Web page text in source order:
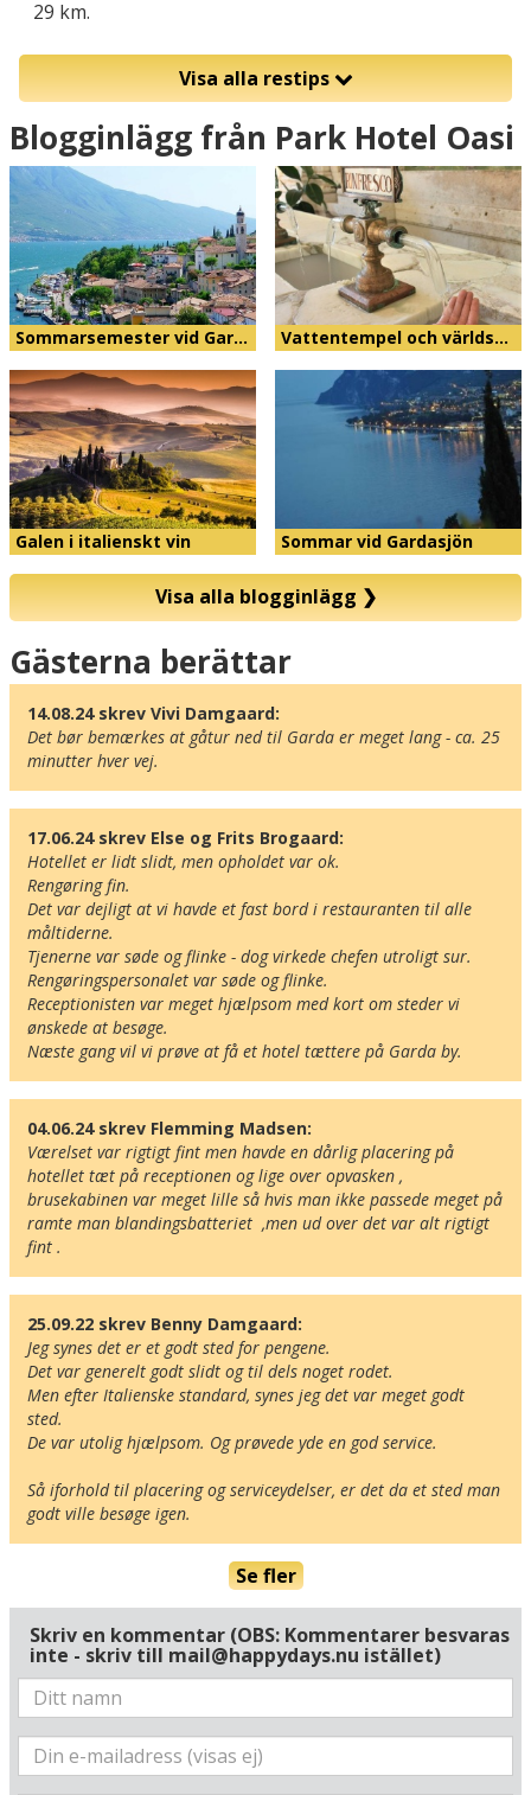
29 km.
Visa alla restips
Blogginlägg från Park Hotel Oasi
Sommarsemester vid Gar… Vattentempel och världs…
Galen i italienskt vin Sommar vid Gardasjön
Visa alla blogginlägg❯
Karta
Här ligger hotellet
Visa alla Happydays hotell i Italien
Flygplatser
Museer
Radie runt hotellet:
Hitta vägen till hotellet
Via Della Pace 9
IT-37016 Garda
Italien
Din adress
Gästerna berättar
14.08.24 skrev Vivi Damgaard:
Det bør bemærkes at gåtur ned til Garda er meget lang - ca. 25
minutter hver vej.
17.06.24 skrev Else og Frits Brogaard:
Hotellet er lidt slidt, men opholdet var ok.
Rengøring fin.
Det var dejligt at vi havde et fast bord i restauranten til alle
måltiderne.
Tjenerne var søde og flinke - dog virkede chefen utroligt sur.
Rengøringspersonalet var søde og flinke.
Receptionisten var meget hjælpsom med kort om steder vi
ønskede at besøge.
Næste gang vil vi prøve at få et hotel tættere på Garda by.
04.06.24 skrev Flemming Madsen:
Værelset var rigtigt fint men havde en dårlig placering på
hotellet tæt på receptionen og lige over opvasken ,
brusekabinen var meget lille så hvis man ikke passede meget på
ramte man blandingsbatteriet  ,men ud over det var alt rigtigt
fint .
25.09.22 skrev Benny Damgaard:
Jeg synes det er et godt sted for pengene.
Det var generelt godt slidt og til dels noget rodet.
Men efter Italienske standard, synes jeg det var meget godt
sted.
De var utolig hjælpsom. Og prøvede yde en god service.
Så iforhold til placering og serviceydelser, er det da et sted man
godt ville besøge igen.
Se fler
Skriv en kommentar (OBS: Kommentarer besvaras
inte - skriv till mail@happydays.nu istället)